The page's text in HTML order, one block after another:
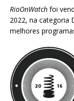
RioOnWatch foi
2022, na categoria
melhores